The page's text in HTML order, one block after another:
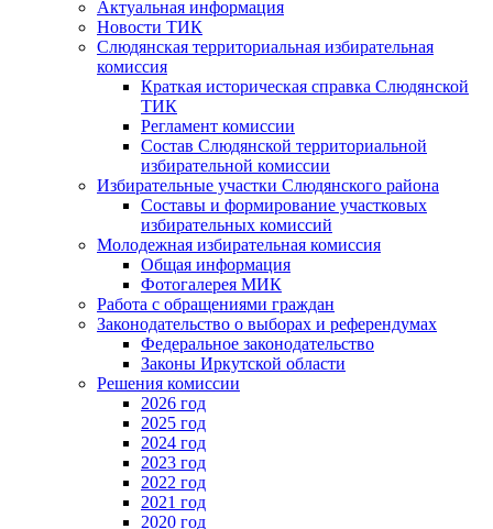
Актуальная информация
Новости ТИК
Слюдянская территориальная избирательная
комиссия
Краткая историческая справка Слюдянской
ТИК
Регламент комиссии
Состав Слюдянской территориальной
избирательной комиссии
Избирательные участки Слюдянского района
Составы и формирование участковых
избирательных комиссий
Молодежная избирательная комиссия
Общая информация
Фотогалерея МИК
Работа с обращениями граждан
Законодательство о выборах и референдумах
Федеральное законодательство
Законы Иркутской области
Решения комиссии
2026 год
2025 год
2024 год
2023 год
2022 год
2021 год
2020 год